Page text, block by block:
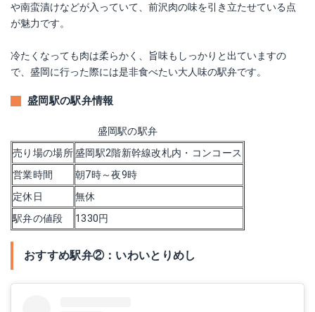
や南蛮漬けなどが入っていて、前沢肉の味を引き立たせている点
が魅力です。
冷たくなっても肉は柔らかく、旨味もしっかりと出ていますの
で、盛岡に行った際には是非食べたい大人味の駅弁です。
盛岡駅の駅弁情報
盛岡駅の駅弁
売り場の場所盛岡駅2階新幹線改札内・コンコース
営業時間
朝7時～夜9時
定休日
無休
駅弁の値段
1330円
おすすめ駅弁②：いわいとりめし